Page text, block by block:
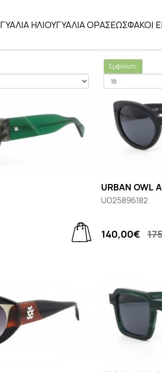
ΓΥΑΛΙΑ ΗΛΙΟΥΓΥΑΛΙΑ ΟΡΑΣΕΩΣΦΑΚΟΙ
Εμφάνιση:
URBAN OWL
UO25896182
140,00€